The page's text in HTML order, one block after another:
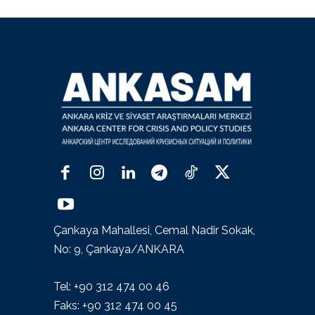
Çankaya Mahallesi, Cemal Nadir Sokak,
No: 9, Çankaya/ANKARA
Tel: +90 312 474 00 46
Faks: +90 312 474 00 45